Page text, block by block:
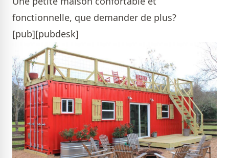
fonctionnelle, que demander de plus?
[pub][pubdesk]